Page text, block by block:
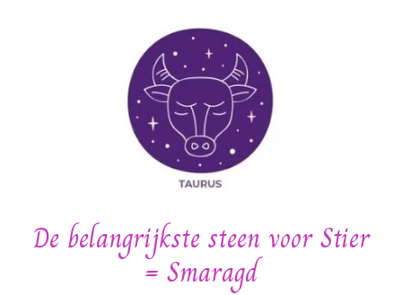
De belangrijkste steen voor Stier
= Smaragd